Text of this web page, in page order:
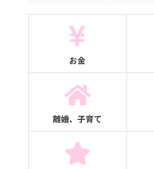
お金
離婚、子育て